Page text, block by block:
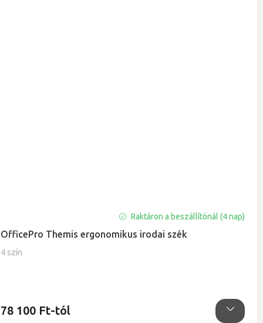
OfficePro Themis ergonomikus irodai szék
4 szín
termék
átlagos
értékelése
Raktáron a beszállítónál (4 nap)
78 100 Ft-tól